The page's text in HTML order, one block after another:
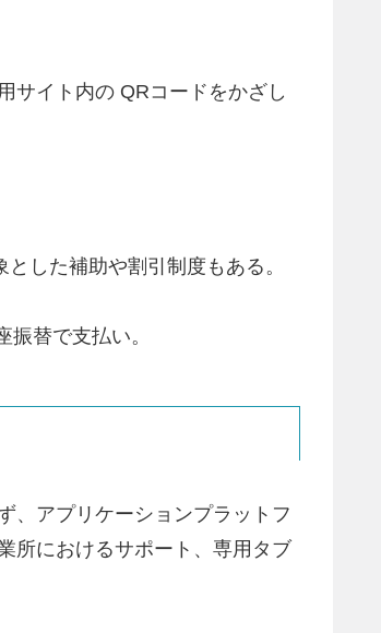
サイト内の QRコードをかざし
した補助や割引制度もある。
替で支払い。
、アプリケーションプラットフ
所におけるサポート、専用タブ